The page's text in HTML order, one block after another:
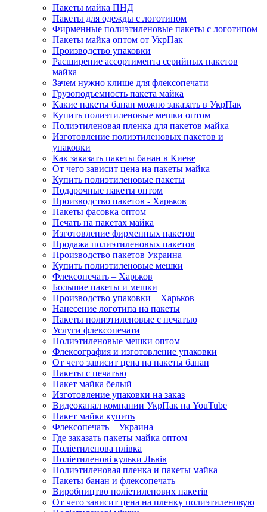
Пакеты майка ПНД
Пакеты для одежды с логотипом
Фирменные полиэтиленовые пакеты с логотипом
Пакеты майка оптом от УкрПак
Производство упаковки
Расширение ассортимента серийных пакетов
майка
Зачем нужно клише для флексопечати
Грузоподъемность пакета майка
Какие пакеты банан можно заказать в УкрПак
Купить полиэтиленовые мешки оптом
Полиэтиленовая пленка для пакетов майка
Изготовление полиэтиленовых пакетов и
упаковки
Как заказать пакеты банан в Киеве
От чего зависит цена на пакеты майка
Купить полиэтиленовые пакеты
Подарочные пакеты оптом
Производство пакетов - Харьков
Пакеты фасовка оптом
Печать на пакетах майка
Изготовление фирменных пакетов
Продажа полиэтиленовых пакетов
Производство пакетов Украина
Купить полиэтиленовые мешки
Флексопечать – Харьков
Большие пакеты и мешки
Производство упаковки – Харьков
Нанесение логотипа на пакеты
Пакеты полиэтиленовые с печатью
Услуги флексопечати
Полиэтиленовые мешки оптом
Флексография и изготовление упаковки
От чего зависит цена на пакеты банан
Пакеты с печатью
Пакет майка белый
Изготовление упаковки на заказ
Видеоканал компании УкрПак на YouTube
Пакет майка купить
Флексопечать – Украина
Где заказать пакеты майка оптом
Поліетиленова плівка
Поліетиленові кульки Львів
Полиэтиленовая пленка и пакеты майка
Пакеты банан и флексопечать
Виробництво поліетиленових пакетів
От чего зависит цена на пленку полиэтиленовую